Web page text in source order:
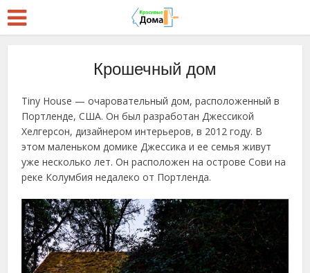
Крошечный дом
Tiny House — очаровательный дом, расположенный в
Портленде,США. Он был разработанДжессикой
Хелгерсон, дизайнером интерьеров, в 2012 году. В
этом маленьком домике Джессика и ее семья живут
уже несколько лет. Он расположен на острове Сови на
реке Колумбия недалеко от Портленда.